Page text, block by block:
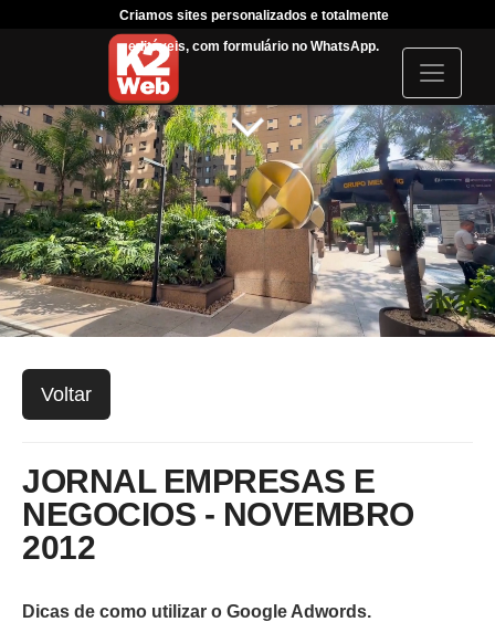
Criamos sites personalizados e totalmente
editáveis, com formulário no WhatsApp.
I
c
o
n
Voltar
JORNAL EMPRESAS E
NEGOCIOS - NOVEMBRO
2012
Dicas de como utilizar o Google Adwords.